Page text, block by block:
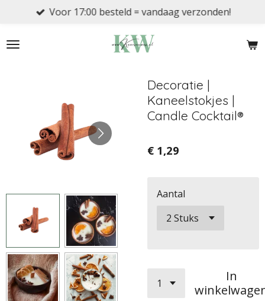
naar
Voor 17:00 besteld = vandaag verzonden!
Decoratie |
Kaneelstokjes |
Candle Cocktail®
€ 1,29
Aantal
In